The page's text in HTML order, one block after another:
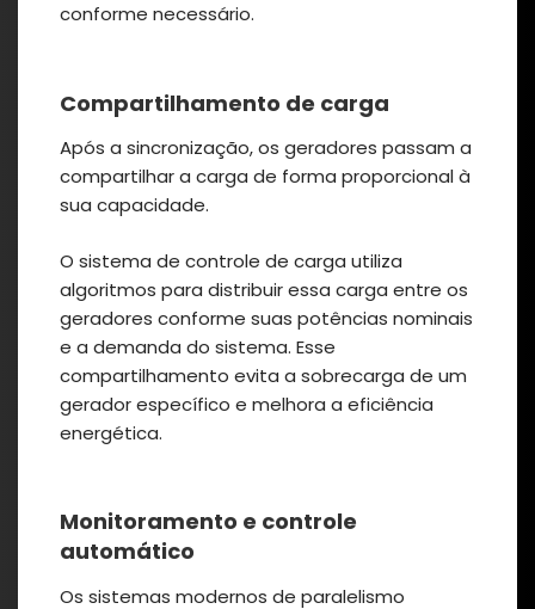
conforme necessário.
Compartilhamento de carga
Após a sincronização, os geradores passam a
compartilhar a carga de forma proporcional à
sua capacidade.
O sistema de controle de carga utiliza
algoritmos para distribuir essa carga entre os
geradores conforme suas potências nominais
e a demanda do sistema. Esse
compartilhamento evita a sobrecarga de um
gerador específico e melhora a eficiência
energética.
Monitoramento e controle
automático
Os sistemas modernos de paralelismo